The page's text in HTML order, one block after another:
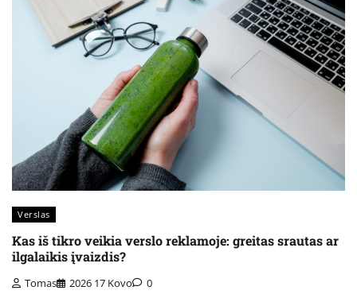
Verslas
Kas iš tikro veikia verslo reklamoje: greitas srautas ar
ilgalaikis įvaizdis?
Tomas 2026 17 Kovo 0